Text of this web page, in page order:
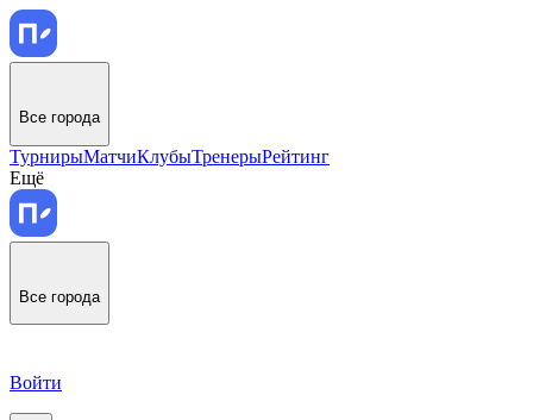
Все города
ТурнирыМатчиКлубыТренерыРейтинг
Ещё
Все города
Войти